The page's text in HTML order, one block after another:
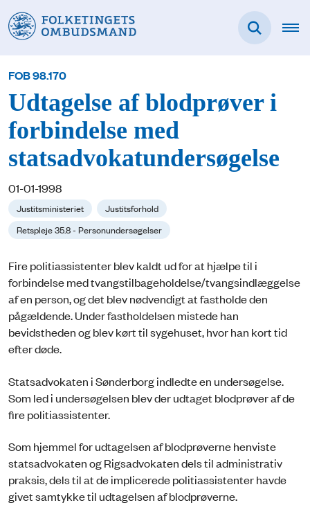
FOB 98.170
Udtagelse af blodprøver i
forbindelse med
statsadvokatundersøgelse
01-01-1998
Justitsministeriet
Justitsforhold
Retspleje 35.8 - Personundersøgelser
Fire politiassistenter blev kaldt ud for at hjælpe til i
forbindelse med tvangstilbageholdelse/tvangsindlæggelse
af en person, og det blev nødvendigt at fastholde den
pågældende. Under fastholdelsen mistede han
bevidstheden og blev kørt til sygehuset, hvor han kort tid
efter døde.
Statsadvokaten i Sønderborg indledte en undersøgelse.
Som led i undersøgelsen blev der udtaget blodprøver af de
fire politiassistenter.
Som hjemmel for udtagelsen af blodprøverne henviste
statsadvokaten og Rigsadvokaten dels til administrativ
praksis, dels til at de implicerede politiassistenter havde
givet samtykke til udtagelsen af blodprøverne.